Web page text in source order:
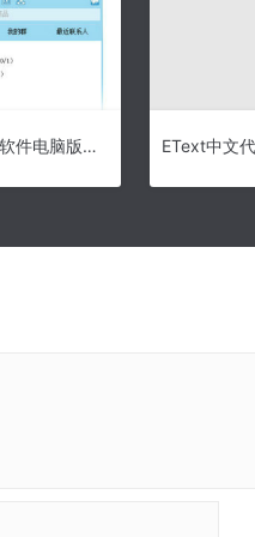
即时通软件官方版下载_即时通软件电脑版下载 EText中文